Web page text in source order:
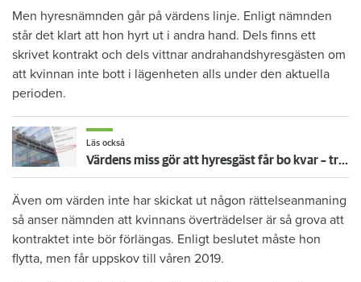
Men hyresnämnden går på värdens linje. Enligt nämnden
står det klart att hon hyrt ut i andra hand. Dels finns ett
skrivet kontrakt och dels vittnar andrahandshyresgästen om
att kvinnan inte bott i lägenheten alls under den aktuella
perioden.
Läs också
Värdens miss gör att hyresgäst får bo kvar – trots 13 sena hyror
Även om värden inte har skickat ut någon rättelseanmaning
så anser nämnden att kvinnans överträdelser är så grova att
kontraktet inte bör förlängas. Enligt beslutet måste hon
flytta, men får uppskov till våren 2019.